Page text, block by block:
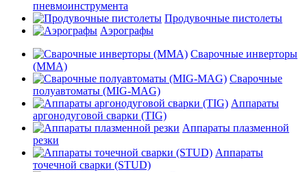
пневмоинструмента
Продувочные пистолеты
Аэрографы
Сварочные инверторы
(MMA)
Сварочные
полуавтоматы (MIG-MAG)
Аппараты
аргонодуговой сварки (TIG)
Аппараты плазменной
резки
Аппараты
точечной сварки (STUD)